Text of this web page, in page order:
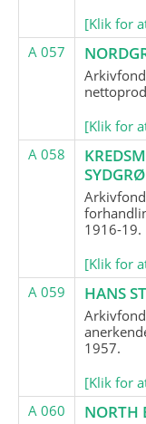
[Klik for
A 057
[Klik for
A 058
1916-19.
[Klik for
A 059
HANS
1957.
[Klik for
A 060
NORTH